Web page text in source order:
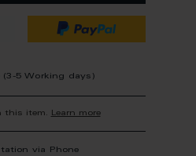
(3-5 Working days)
this item. Learn more
via Phone